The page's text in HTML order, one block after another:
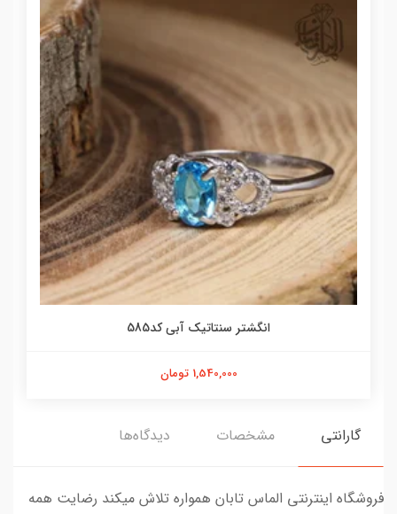
انگشتر سنتاتیک آبی کد585
1,540,000 تومان
گارانتی مشخصات دیدگاه‌ها
فروشگاه اینترنتی الماس تابان همواره تلاش میکند رضایت همه